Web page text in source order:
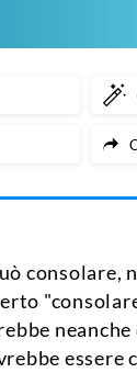
consolare,
essere